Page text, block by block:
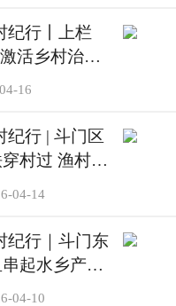
纪行丨上栏
活乡村治理
16
纪行 | 斗门区
村过 渔村迎
04-14
纪行｜斗门东
起水乡产业
04-10